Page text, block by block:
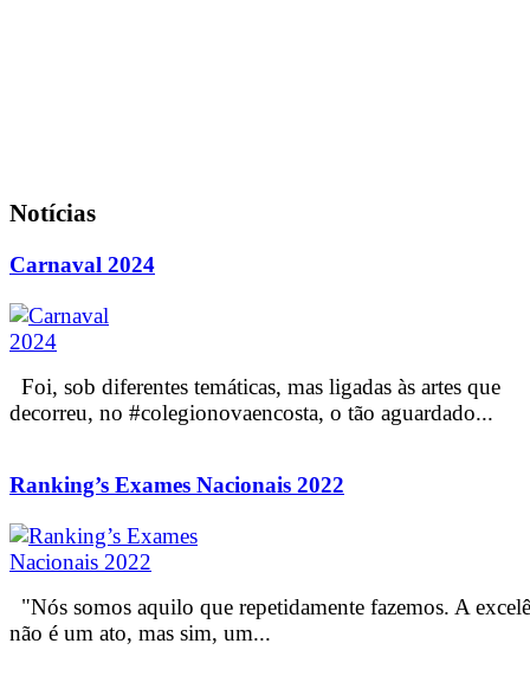
Notícias
Carnaval 2024
Foi, sob diferentes temáticas, mas ligadas às artes que
decorreu, no #colegionovaencosta, o tão aguardado...
Ranking’s Exames Nacionais 2022
"Nós somos aquilo que repetidamente fazemos. A
não é um ato, mas sim, um...